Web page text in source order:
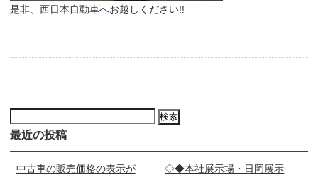
是非、西日本自動車へお越しください!!
索:
最近の投稿
中古車の販売価格の表示が
◇◆本社展示場・日岡展示